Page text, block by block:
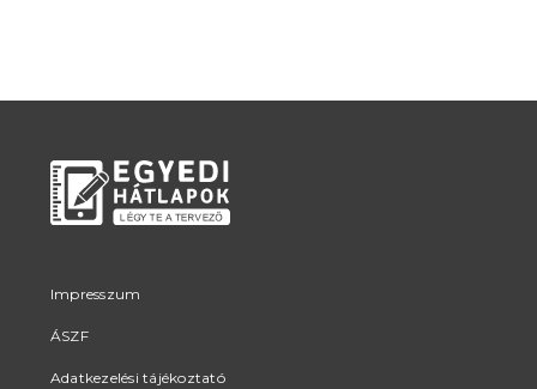
Impresszum
ÁSZF
Adatkezelési tájékoztató